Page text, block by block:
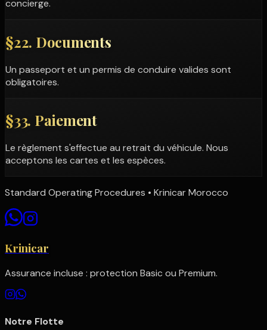
concierge.
§22. Documents
Un passeport et un permis de conduire valides sont
obligatoires.
§33. Paiement
Le règlement s'effectue au retrait du véhicule. Nous
acceptons les cartes et les espèces.
Standard Operating Procedures • Krinicar Morocco
Krinicar
Assurance incluse : protection Basic ou Premium.
Notre Flotte